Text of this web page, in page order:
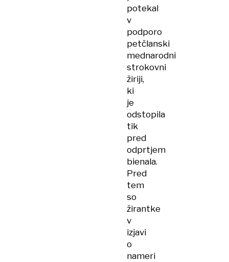
potekal
v
podporo
petčlanski
mednarodni
strokovni
žiriji,
ki
je
odstopila
tik
pred
odprtjem
bienala.
Pred
tem
so
žirantke
v
izjavi
o
nameri